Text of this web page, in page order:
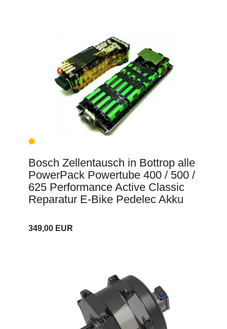
Bosch Zellentausch in Bottrop alle
PowerPack Powertube 400 / 500 /
625 Performance Active Classic
Reparatur E-Bike Pedelec Akku
349,00 EUR